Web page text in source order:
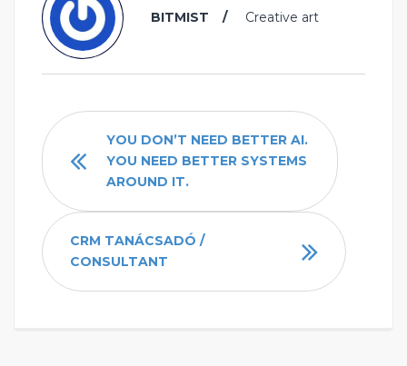
BITMIST
Creative art
YOU DON’T NEED BETTER AI.
YOU NEED BETTER SYSTEMS
AROUND IT.
CRM TANÁCSADÓ /
CONSULTANT